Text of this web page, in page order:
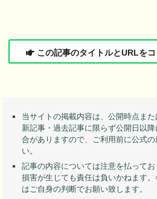
この記事のタイトルとURLを
当サイトの掲載内容は、公開時点ま
新記事・過去記事に限らず公開日以
合がありますので、ご利用前に公式
い。
記事の内容については注意を払って
損害が生じても責任は負いかねます
はご自身の判断でお願い致します。